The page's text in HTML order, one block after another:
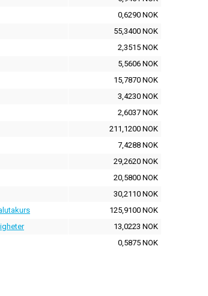
0,6290 NOK
55,3400 NOK
2,3515 NOK
5,5606 NOK
15,7870 NOK
3,4230 NOK
2,6037 NOK
211,1200 NOK
7,4288 NOK
29,2620 NOK
20,5800 NOK
30,2110 NOK
125,9100 NOK
13,0223 NOK
0,5875 NOK